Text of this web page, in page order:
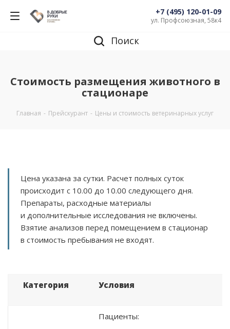
+7 (495) 120-01-09
ул. Профсоюзная, 58к4
Поиск
Стоимость размещения животного в
стационаре
Главная - Прейскурант - Цены и стоимость ветеринарных услуг
Цена указана за сутки. Расчет полных суток
происходит с 10.00 до 10.00 следующего дня.
Препараты, расходные материалы
и дополнительные исследования не включены.
Взятие анализов перед помещением в стационар
в стоимость пребывания не входят.
Категория Условия
Пациенты: